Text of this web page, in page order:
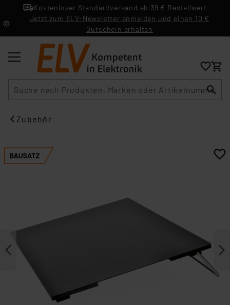
Kostenloser Standardversand ab 39 € Bestellwert
Jetzt zum ELV-Newsletter anmelden und einen 10 €
Gutschein erhalten
Zubehör